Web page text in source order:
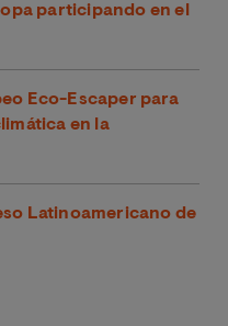
participando en el
Eco-Escaper para
en la
Latinoamericano de